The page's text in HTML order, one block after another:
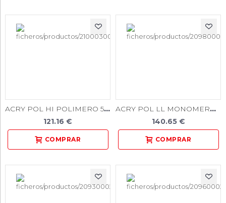
ACRY POL HI POLIMERO 500 GR
121.16 €
ACRY POL LL MONOMERO 2.500 ML.
140.65 €